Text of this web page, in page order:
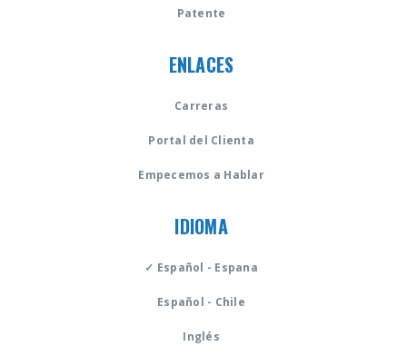
Patente
ENLACES
Carreras
Portal del Clienta
Empecemos a Hablar
IDIOMA
✓ Español - Espana
Español - Chile
Inglés